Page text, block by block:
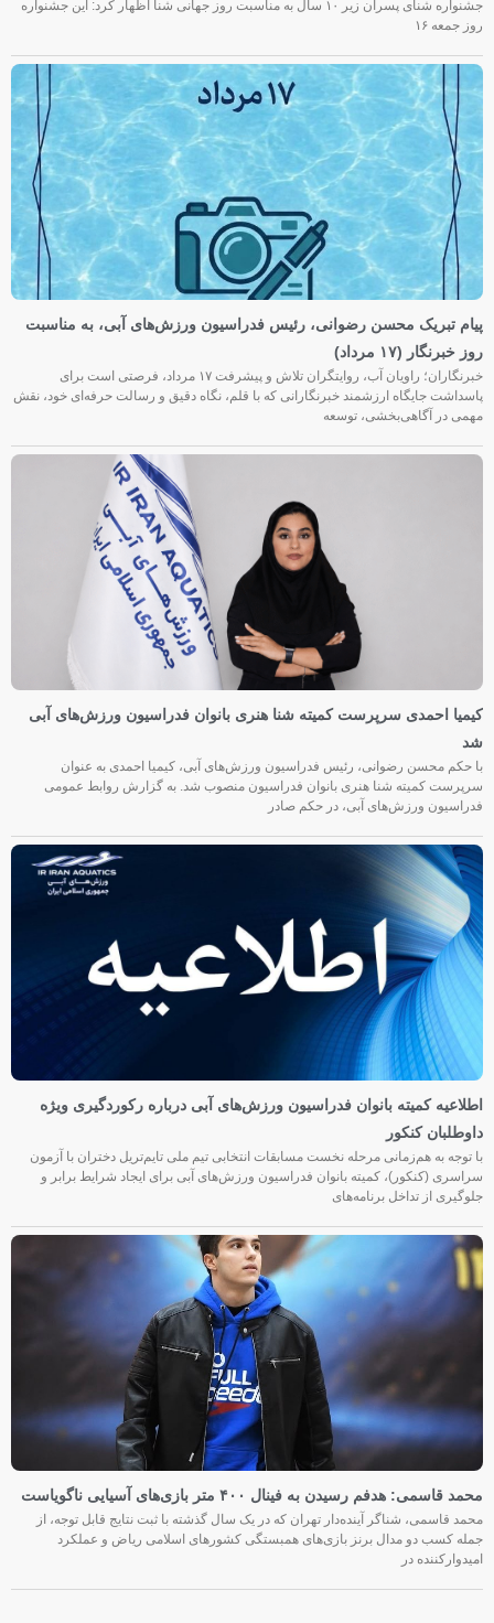
جشنواره شنای پسران زیر ۱۰ سال به مناسبت روز جهانی شنا اظهار کرد: این جشنواره
روز جمعه‌ ۱۶
پیام تبریک محسن رضوانی، رئیس فدراسیون ورزش‌های آبی، به مناسبت
روز خبرنگار (۱۷ مرداد)
خبرنگاران؛ راویان آب، روایتگران تلاش و پیشرفت ۱۷ مرداد، فرصتی است برای
پاسداشت جایگاه ارزشمند خبرنگارانی که با قلم، نگاه دقیق و رسالت حرفه‌ای خود، نقش
مهمی در آگاهی‌بخشی، توسعه
کیمیا احمدی سرپرست کمیته شنا هنری بانوان فدراسیون ورزش‌های آبی
شد
با حکم محسن رضوانی، رئیس فدراسیون ورزش‌های آبی، کیمیا احمدی به عنوان
سرپرست کمیته شنا هنری بانوان فدراسیون منصوب شد. به گزارش روابط عمومی
فدراسیون ورزش‌های آبی، در حکم صادر
اطلاعیه کمیته بانوان فدراسیون ورزش‌های آبی درباره رکوردگیری ویژه
داوطلبان کنکور
با توجه به هم‌زمانی مرحله نخست مسابقات انتخابی تیم ملی تایم‌تریل دختران با آزمون
سراسری (کنکور)، کمیته بانوان فدراسیون ورزش‌های آبی برای ایجاد شرایط برابر و
جلوگیری از تداخل برنامه‌های
محمد قاسمی: هدفم رسیدن به فینال ۴۰۰ متر بازی‌های آسیایی ناگویاست
محمد قاسمی، شناگر آینده‌دار تهران که در یک سال گذشته با ثبت نتایج قابل توجه، از
جمله کسب دو مدال برنز بازی‌های همبستگی کشورهای اسلامی ریاض و عملکرد
امیدوارکننده در